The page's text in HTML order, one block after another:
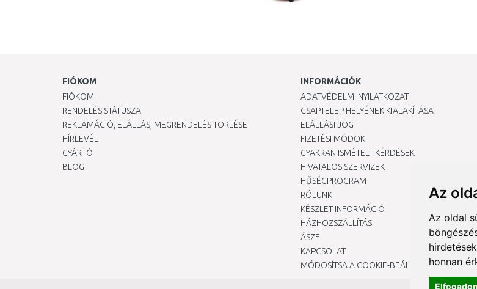
Az
Az oldal
honnan
FIÓKOM
FIÓKOM
RENDELÉS STÁTUSZA
REKLAMÁCIÓ, ELÁLLÁS, MEGRENDELÉS TÖRLÉSE
HÍRLEVÉL
GYÁRTÓ
BLOG
INFORMÁCIÓK
ADATVÉDELMI NYILATKOZAT
CSAPTELEP HELYÉNEK KIALAKÍTÁSA
ELÁLLÁSI JOG
FIZETÉSI MÓDOK
GYAKRAN ISMÉTELT KÉRDÉSEK
HIVATALOS SZERVIZEK
HŰSÉGPROGRAM
RÓLUNK
KÉSZLET INFORMÁCIÓ
HÁZHOZSZÁLLÍTÁS
ÁSZF
KAPCSOLAT
MÓDOSÍTSA A COOKIE-BEÁLLÍTÁSAIMAT